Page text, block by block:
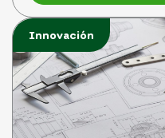
Innovación